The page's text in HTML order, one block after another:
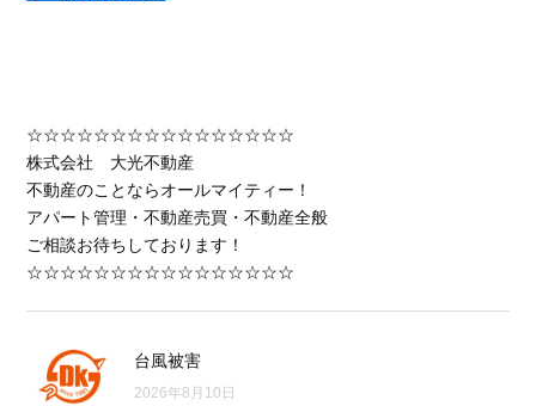
☆☆☆☆☆☆☆☆☆☆☆☆☆☆☆☆
株式会社 大光不動産
不動産のことならオールマイティー！
アパート管理・不動産売買・不動産全般
ご相談お待ちしております！
☆☆☆☆☆☆☆☆☆☆☆☆☆☆☆☆
台風被害
2026年8月10日